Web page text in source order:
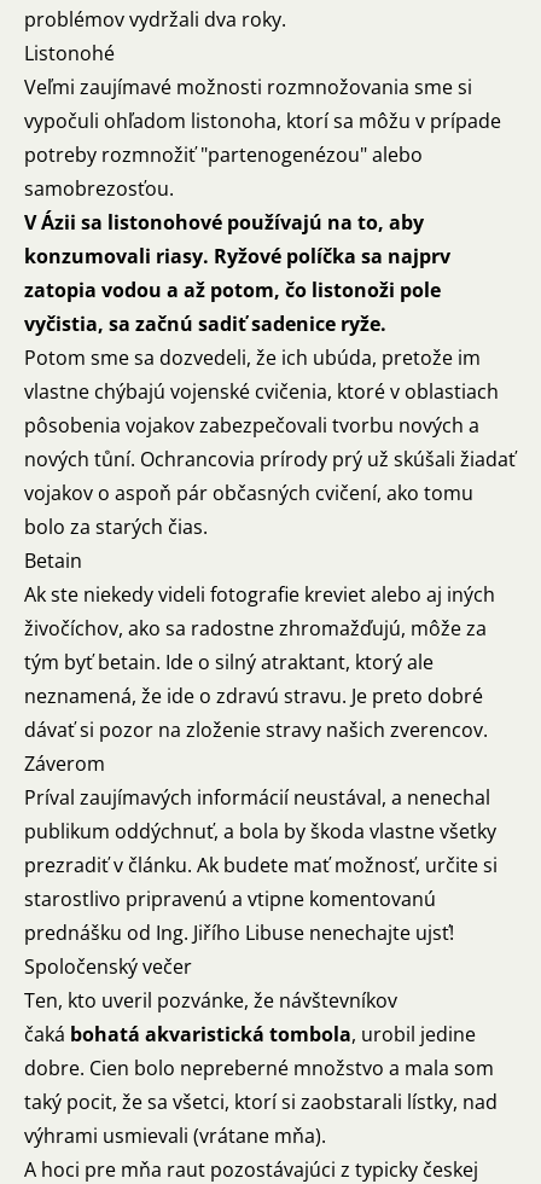
problémov vydržali dva roky.
Listonohé
Veľmi zaujímavé možnosti rozmnožovania sme si
vypočuli ohľadom listonoha, ktorí sa môžu v prípade
potreby rozmnožiť "partenogenézou" alebo
samobrezosťou.
V Ázii sa listonohové používajú na to, aby
konzumovali riasy. Ryžové políčka sa najprv
zatopia vodou a až potom, čo listonoži pole
vyčistia, sa začnú sadiť sadenice ryže.
Potom sme sa dozvedeli, že ich ubúda, pretože im
vlastne chýbajú vojenské cvičenia, ktoré v oblastiach
pôsobenia vojakov zabezpečovali tvorbu nových a
nových tůní. Ochrancovia prírody prý už skúšali žiadať
vojakov o aspoň pár občasných cvičení, ako tomu
bolo za starých čias.
Betain
Ak ste niekedy videli fotografie kreviet alebo aj iných
živočíchov, ako sa radostne zhromažďujú, môže za
tým byť betain. Ide o silný atraktant, ktorý ale
neznamená, že ide o zdravú stravu. Je preto dobré
dávať si pozor na zloženie stravy našich zverencov.
Záverom
Príval zaujímavých informácií neustával, a nenechal
publikum oddýchnuť, a bola by škoda vlastne všetky
prezradiť v článku. Ak budete mať možnosť, určite si
starostlivo pripravenú a vtipne komentovanú
prednášku od Ing. Jiřího Libuse nenechajte ujsť!
Spoločenský večer
Ten, kto uveril pozvánke, že návštevníkov
čaká bohatá akvaristická tombola, urobil jedine
dobre. Cien bolo nepreberné množstvo a mala som
taký pocit, že sa všetci, ktorí si zaobstarali lístky, nad
výhrami usmievali (vrátane mňa).
A hoci pre mňa raut pozostávajúci z typicky českej